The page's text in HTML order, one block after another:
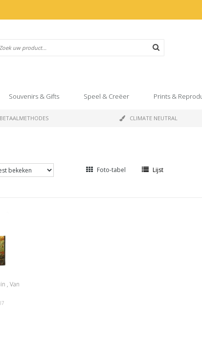
Souvenirs & Gifts Speel & Creëer Prints &
CLIMATE NEUTRAL
Foto-tabel Lijst
, Van